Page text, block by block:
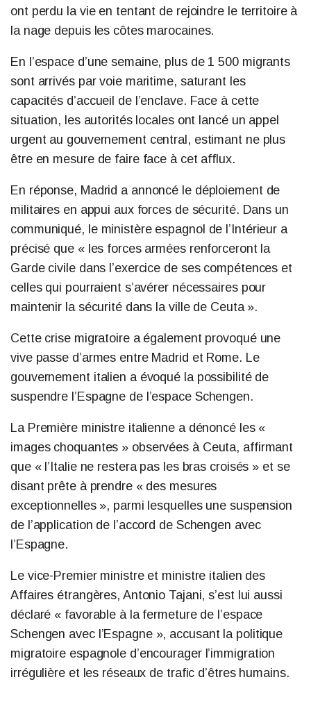
ont perdu la vie en tentant de rejoindre le territoire à
la nage depuis les côtes marocaines.
En l’espace d’une semaine, plus de 1 500 migrants
sont arrivés par voie maritime, saturant les
capacités d’accueil de l’enclave. Face à cette
situation, les autorités locales ont lancé un appel
urgent au gouvernement central, estimant ne plus
être en mesure de faire face à cet afflux.
En réponse, Madrid a annoncé le déploiement de
militaires en appui aux forces de sécurité. Dans un
communiqué, le ministère espagnol de l’Intérieur a
précisé que « les forces armées renforceront la
Garde civile dans l’exercice de ses compétences et
celles qui pourraient s’avérer nécessaires pour
maintenir la sécurité dans la ville de Ceuta ».
Cette crise migratoire a également provoqué une
vive passe d’armes entre Madrid et Rome. Le
gouvernement italien a évoqué la possibilité de
suspendre l’Espagne de l’espace Schengen.
La Première ministre italienne a dénoncé les «
images choquantes » observées à Ceuta, affirmant
que « l’Italie ne restera pas les bras croisés » et se
disant prête à prendre « des mesures
exceptionnelles », parmi lesquelles une suspension
de l’application de l’accord de Schengen avec
l’Espagne.
Le vice-Premier ministre et ministre italien des
Affaires étrangères, Antonio Tajani, s’est lui aussi
déclaré « favorable à la fermeture de l’espace
Schengen avec l’Espagne », accusant la politique
migratoire espagnole d’encourager l’immigration
irrégulière et les réseaux de trafic d’êtres humains.